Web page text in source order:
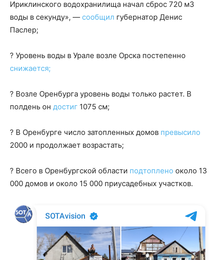
Ириклинского водохранилища начал сброс 720 м3
воды в секунду», — сообщил губернатор Денис
Паслер;
? Уровень воды в Урале возле Орска постепенно
снижается;
? Возле Оренбурга уровень воды только растет. В
полдень он достиг 1075 см;
? В Оренбурге число затопленных домов превысило
2000 и продолжает возрастать;
? Всего в Оренбургской области подтоплено около 13
000 домов и около 15 000 приусадебных участков.